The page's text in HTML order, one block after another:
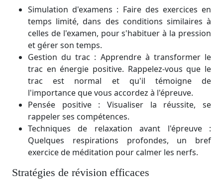
Simulation d'examens : Faire des exercices en
temps limité, dans des conditions similaires à
celles de l'examen, pour s'habituer à la pression
et gérer son temps.
Gestion du trac : Apprendre à transformer le
trac en énergie positive. Rappelez-vous que le
trac est normal et qu'il témoigne de
l'importance que vous accordez à l'épreuve.
Pensée positive : Visualiser la réussite, se
rappeler ses compétences.
Techniques de relaxation avant l'épreuve :
Quelques respirations profondes, un bref
exercice de méditation pour calmer les nerfs.
Stratégies de révision efficaces